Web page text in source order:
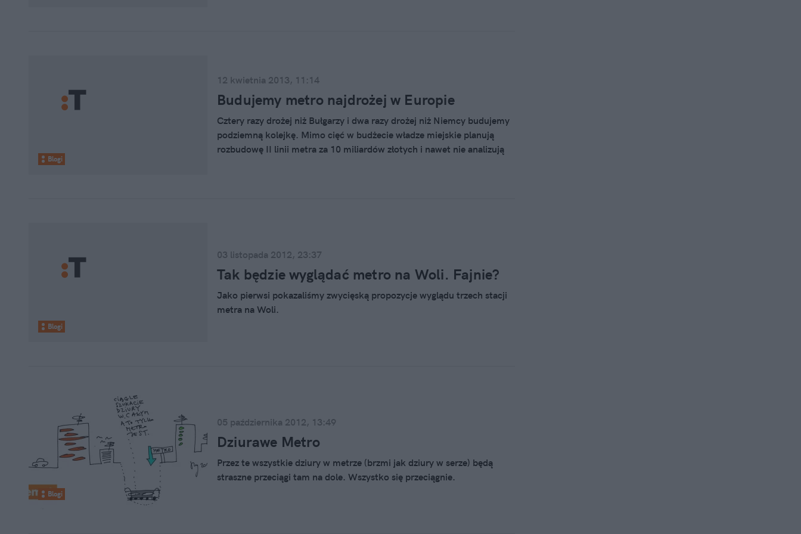
Blogi
12 kwietnia 2013, 11:14
Budujemy metro najdrożej w Europie
Cztery razy drożej niż Bułgarzy i dwa razy drożej niż Niemcy budujemy
podziemną kolejkę. Mimo cięć w budżecie władze miejskie planują
rozbudowę II linii metra za 10 miliardów złotych i nawet nie analizują
Blogi
03 listopada 2012, 23:37
Tak będzie wyglądać metro na Woli. Fajnie?
Jako pierwsi pokazaliśmy zwycięską propozycje wyglądu trzech stacji
metra na Woli.
Blogi
05 października 2012, 13:49
Dziurawe Metro
Przez te wszystkie dziury w metrze (brzmi jak dziury w serze) będą
straszne przeciągi tam na dole. Wszystko się przeciągnie.